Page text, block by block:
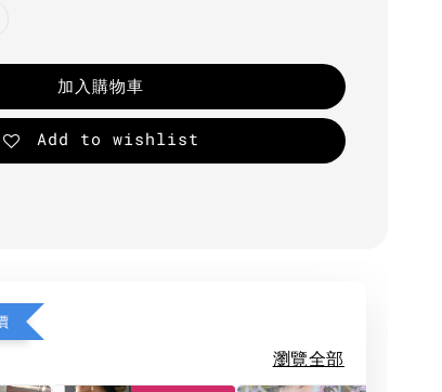
加入購物車
Add to wishlist
瀏覽全部